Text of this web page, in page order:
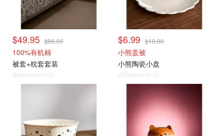
$49.95 $95.00
100%有机棉
被套+枕套套装
@dealmoon.ca
$6.99 $10.00
小熊盖被
小熊陶瓷小盘
@dealmoon.ca